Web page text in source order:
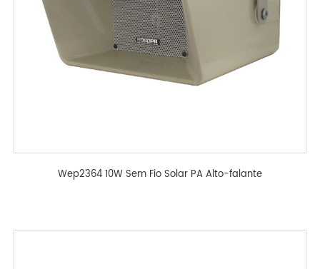
Wep2364 10W Sem Fio Solar PA Alto-falante